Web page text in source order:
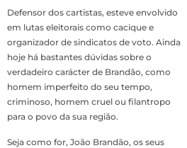
Defensor dos cartistas, esteve envolvido
em lutas eleitorais como cacique e
organizador de sindicatos de voto. Ainda
hoje há bastantes dúvidas sobre o
verdadeiro carácter de Brandão, como
homem imperfeito do seu tempo,
criminoso, homem cruel ou filantropo
para o povo da sua região.
Seja como for, João Brandão, os seus